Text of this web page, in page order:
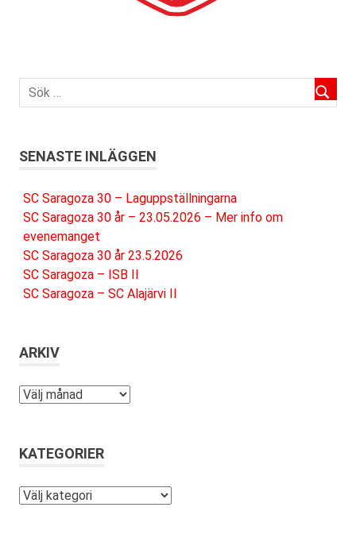
SENASTE INLÄGGEN
SC Saragoza 30 – Laguppställningarna
SC Saragoza 30 år – 23.05.2026 – Mer info om
evenemanget
SC Saragoza 30 år 23.5.2026
SC Saragoza – ISB II
SC Saragoza – SC Alajärvi II
ARKIV
Arkiv
KATEGORIER
Kategorier